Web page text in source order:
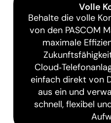
Volle
Behalte die volle
von den PASCOM
maximale
einfach direkt von
aus ein und
schnell, flexibel